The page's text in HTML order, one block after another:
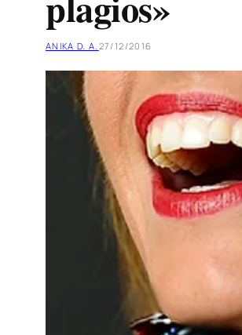
ANIKA D. A. 27/12/2016